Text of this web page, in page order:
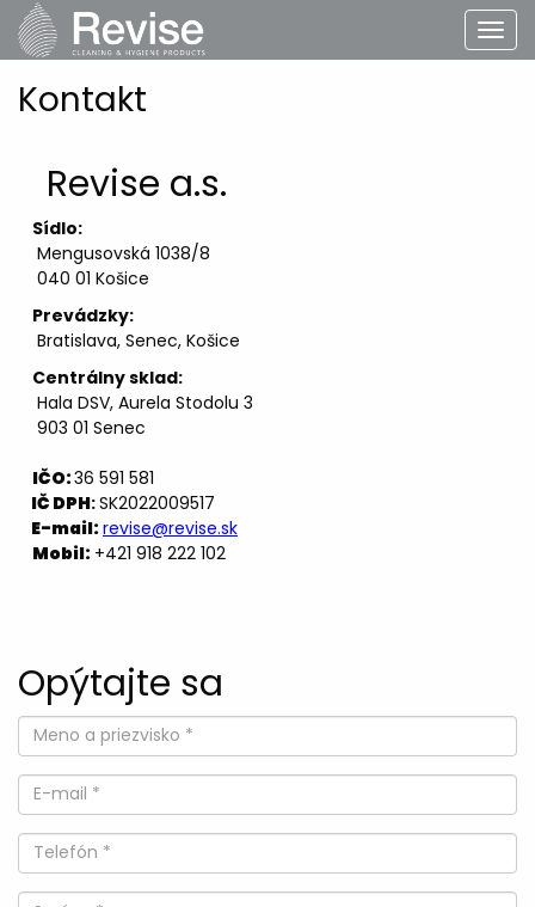
Kontakt
Revise a.s.
Sídlo:
Mengusovská 1038/8
040 01 Košice
Prevádzky:
Bratislava, Senec, Košice
Centrálny sklad:
Hala DSV, Aurela Stodolu 3
903 01 Senec
IČO:36 591 581
IČ DPH:SK2022009517
E-mail:revise@revise.sk
Mobil: +421 918 222 102
Opýtajte sa